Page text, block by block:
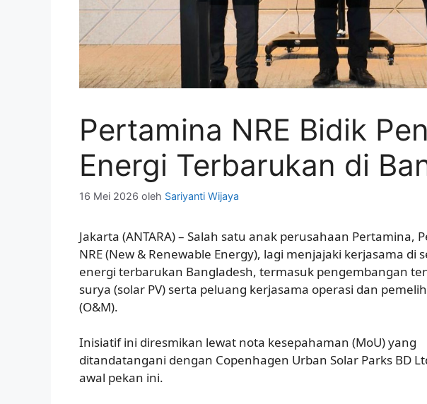
Pertamina NRE Bidik
Energi Terbarukan di
16 Mei 2026 oleh Sariyanti Wijaya
Jakarta (ANTARA) – Salah satu anak perusahaan Pertamina,
NRE (New & Renewable Energy), lagi menjajaki kerjasama di
energi terbarukan Bangladesh, termasuk pengembangan
surya (solar PV) serta peluang kerjasama operasi dan
(O&M).
Inisiatif ini diresmikan lewat nota kesepahaman (MoU) yang
ditandatangani dengan Copenhagen Urban Solar Parks BD
awal pekan ini.